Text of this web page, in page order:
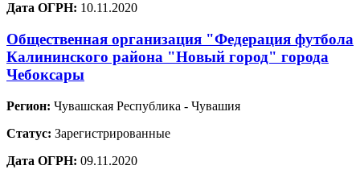
Дата ОГРН: 10.11.2020
Общественная организация "Федерация футбола
Калининского района "Новый город" города
Чебоксары
Регион: Чувашская Республика - Чувашия
Статус: Зарегистрированные
Дата ОГРН: 09.11.2020